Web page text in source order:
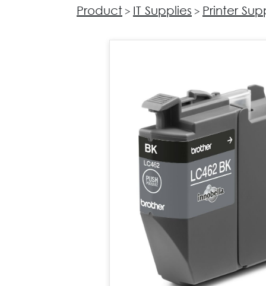
Product > IT Supplies > Printer